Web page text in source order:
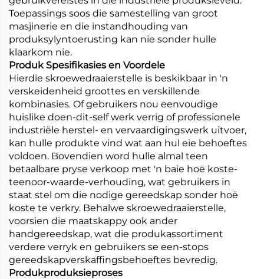
Toepassings soos die samestelling van groot
masjinerie en die instandhouding van
produksylyntoerusting kan nie sonder hulle
klaarkom nie.
Produk Spesifikasies en Voordele
Hierdie skroewedraaierstelle is beskikbaar in 'n
verskeidenheid groottes en verskillende
kombinasies. Of gebruikers nou eenvoudige
huislike doen-dit-self werk verrig of professionele
industriële herstel- en vervaardigingswerk uitvoer,
kan hulle produkte vind wat aan hul eie behoeftes
voldoen. Bovendien word hulle almal teen
betaalbare pryse verkoop met 'n baie hoë koste-
teenoor-waarde-verhouding, wat gebruikers in
staat stel om die nodige gereedskap sonder hoë
koste te verkry. Behalwe skroewedraaierstelle,
voorsien die maatskappy ook ander
handgereedskap, wat die produkassortiment
verdere verryk en gebruikers se een-stops
gereedskapverskaffingsbehoeftes bevredig.
Produkproduksieproses